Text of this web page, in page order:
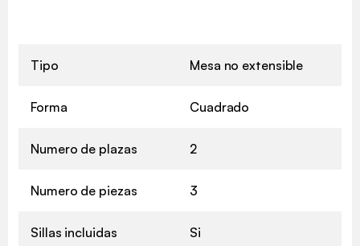
Tipo Mesa no extensible
Forma Cuadrado
Numero de plazas 2
Numero de piezas 3
Sillas incluidas Si